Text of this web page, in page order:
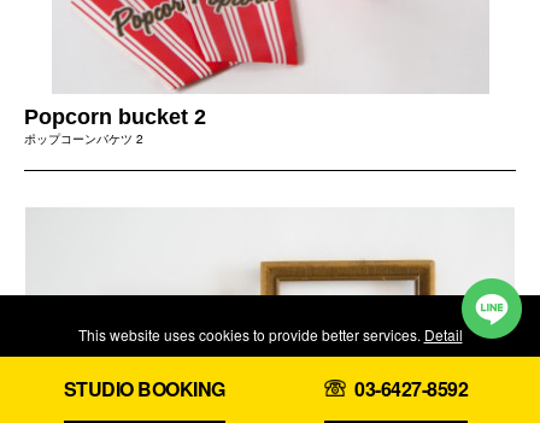
Popcorn bucket 2
ポップコーンバケツ 2
STUDIO BOOKING 03-6427-8592
This website uses cookies to provide better services. Detail
Accept